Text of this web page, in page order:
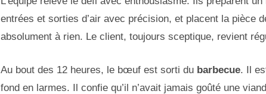
entrées et sorties d’air avec précision, et placent la
absolument à rien. Le client, toujours sceptique, revient
Au bout des 12 heures, le bœuf est sorti du barbecue. Il
fond en larmes. Il confie qu’il n’avait jamais goûté une